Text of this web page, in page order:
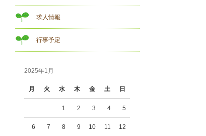
求人情報
行事予定
2025年1月
月 火 水 木 金 土 日
1 2 3 4 5
6 7 8 9 10 11 12